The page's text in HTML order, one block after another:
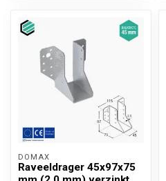
DOMAX
Raveeldrager 45x97x75